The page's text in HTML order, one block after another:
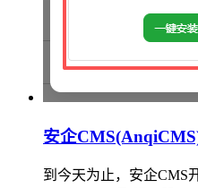
安企
到今天为止，安企CMS